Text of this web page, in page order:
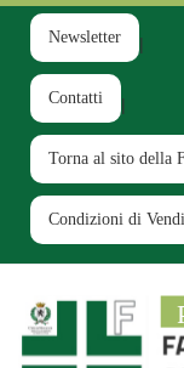
Passa
contenuto
principale
Newsletter
Contatti
Torna al sito della
Condizioni di
Farmacia
Comunale